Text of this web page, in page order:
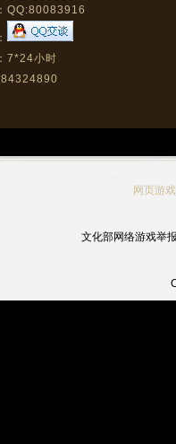
QQ:80083916
7*24小时
网页游戏
文化部网络游戏举